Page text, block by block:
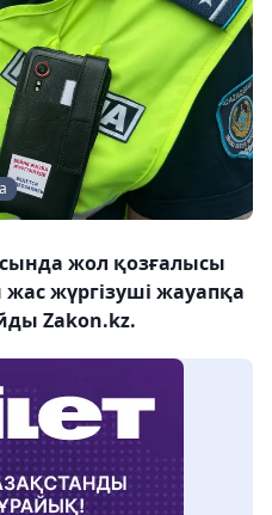
жол қозғалысы
жас жүргізуші жауапқа
Zakon.kz.